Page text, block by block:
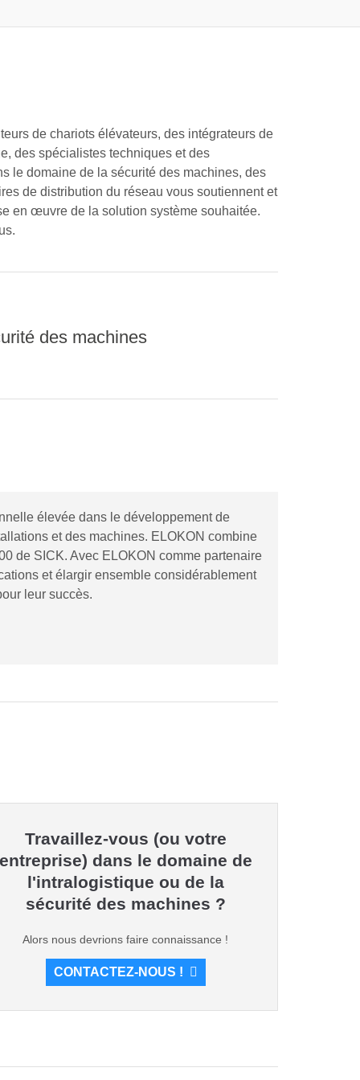
de chariots élévateurs, des intégrateurs de
des spécialistes techniques et des
le domaine de la sécurité des machines, des
de distribution du réseau vous soutiennent et
en œuvre de la solution système souhaitée.
des machines
élevée dans le développement de
et des machines. ELOKON combine
de SICK. Avec ELOKON comme partenaire
et élargir ensemble considérablement
leur succès.
Travaillez-vous (ou votre
entreprise) dans le domaine de
l'intralogistique ou de la
sécurité des machines ?
Alors nous devrions faire connaissance !
CONTACTEZ-NOUS !